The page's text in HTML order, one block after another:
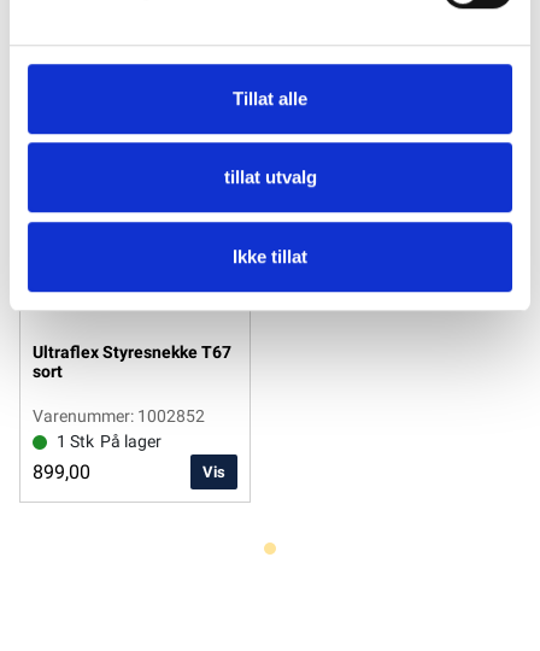
Tillat alle
tillat utvalg
Ikke tillat
Ultraflex Styresnekke T67
sort
Varenummer: 1002852
1 Stk På lager
899,00 Vis